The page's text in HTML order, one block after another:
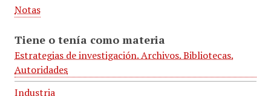
Notas
Tiene o tenía como materia
Estrategias de investigación. Archivos. Bibliotecas.
Autoridades
Industria